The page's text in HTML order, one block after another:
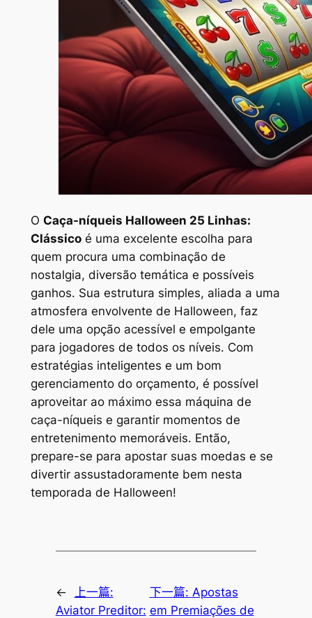
O Caça-níqueis Halloween 25 Linhas:
Clássicoé uma excelente escolha para
quem procura uma combinação de
nostalgia, diversão temática e possíveis
ganhos. Sua estrutura simples, aliada a uma
atmosfera envolvente de Halloween, faz
dele uma opção acessível e empolgante
para jogadores de todos os níveis. Com
estratégias inteligentes e um bom
gerenciamento do orçamento, é possível
aproveitar ao máximo essa máquina de
caça-níqueis e garantir momentos de
entretenimento memoráveis. Então,
prepare-se para apostar suas moedas e se
divertir assustadoramente bem nesta
temporada de Halloween!
←
上一篇:
Aviator Preditor:
下一篇: Apostas
em Premiações de